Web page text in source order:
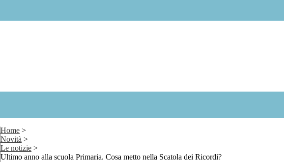
Home >
Novità >
Le notizie >
Ultimo anno alla scuola Primaria. Cosa metto nella Scatola dei Ricordi?